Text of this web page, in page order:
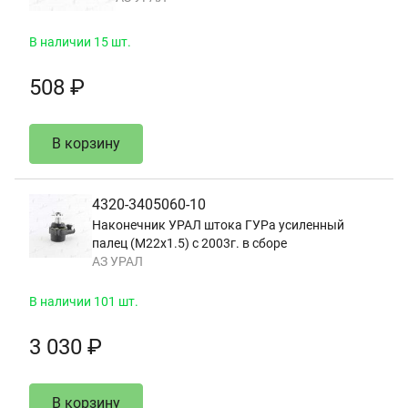
В наличии 15 шт.
508 ₽
В корзину
4320-3405060-10
Наконечник УРАЛ штока ГУРа усиленный
палец (М22х1.5) с 2003г. в сборе
АЗ УРАЛ
В наличии 101 шт.
3 030 ₽
В корзину